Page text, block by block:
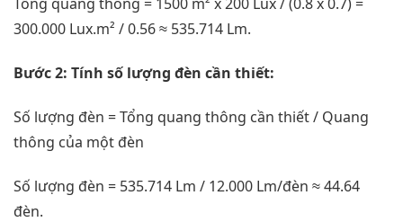
Tổng quang thông = 1500 m² x 200 Lux / (0.8 x 0.7) =
300.000 Lux.m² / 0.56 ≈ 535.714 Lm.
Bước 2: Tính số lượng đèn cần thiết:
Số lượng đèn = Tổng quang thông cần thiết / Quang
thông của một đèn
Số lượng đèn = 535.714 Lm / 12.000 Lm/đèn ≈ 44.64
đèn.